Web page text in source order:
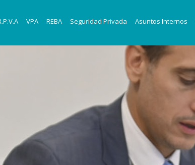
VPA REBA Seguridad Privada Asuntos Internos